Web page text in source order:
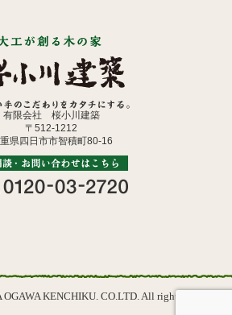
有限会社 桜小川建築
〒512-1212
県四日市市智積町80-16
KENCHIKU. CO.LTD. All rights reserved.